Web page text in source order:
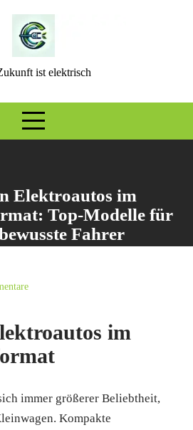
ist elektrisch
Elektroautos im
Top-Modelle für
Fahrer
im
immer größerer Beliebtheit,
Kompakte